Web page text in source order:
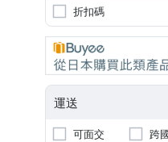
折扣碼
運送
可面交 跨